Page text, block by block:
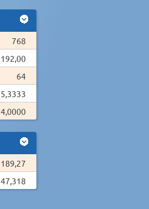
768
192,00
64
5,3333
4,0000
189,27
47,318